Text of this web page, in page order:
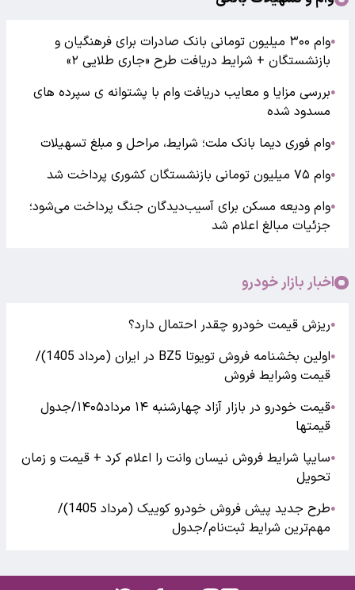
●
وام ۳۰۰ میلیون تومانی بانک صادرات برای فرهنگیان و
بازنشستگان + شرایط دریافت طرح «جاری طلایی ۲»
●بررسی مزایا و معایب دریافت وام با پشتوانه ی سپرده های
مسدود شده
●وام فوری دیما بانک ملت؛ شرایط، مراحل و مبلغ تسهیلات
●وام ۷۵ میلیون تومانی بازنشستگان کشوری پرداخت شد
●وام ودیعه مسکن برای آسیب‌دیدگان جنگ پرداخت می‌شود؛
جزئیات مبالغ اعلام شد
اخبار بازار خودرو
●ریزش قیمت خودرو چقدر احتمال دارد؟
●
اولین بخشنامه فروش تویوتا BZ5 در ایران (مرداد 1405)/
قیمت وشرایط فروش
●
قیمت خودرو در بازار آزاد چهارشنبه ۱۴ مرداد۱۴۰۵/جدول
قیمتها
●سایپا شرایط فروش نیسان وانت را اعلام کرد + قیمت و زمان
تحویل
●
طرح جدید پیش فروش خودرو کوییک (مرداد 1405)/
مهم‌ترین شرایط ثبت‌نام/جدول